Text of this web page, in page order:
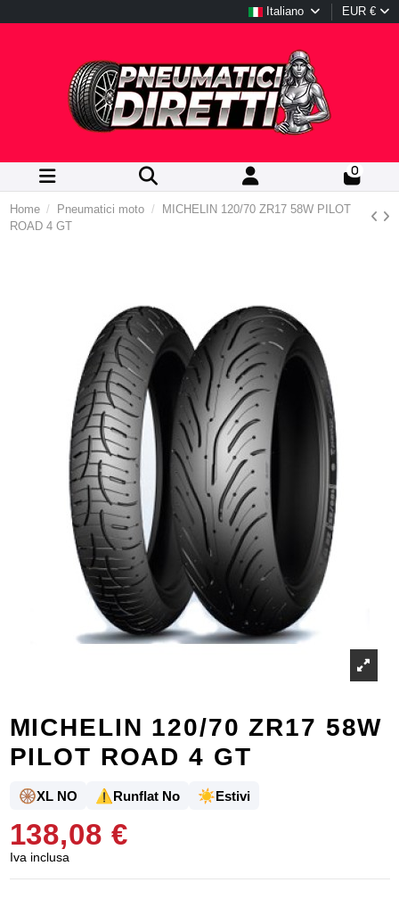
Italiano EUR €
0
Home Pneumatici moto
MICHELIN 120/70 ZR17 58W PILOT
ROAD 4 GT
MICHELIN 120/70 ZR17 58W
PILOT ROAD 4 GT
🛞XL NO ⚠️Runflat No ☀️Estivi
138,08 €
Iva inclusa